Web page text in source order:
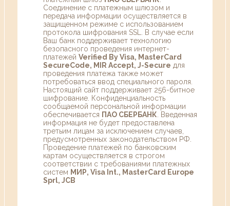
Соединение с платежным шлюзом и
передача информации осуществляется в
защищенном режиме с использованием
протокола шифрования SSL. В случае если
Ваш банк поддерживает технологию
безопасного проведения интернет-
платежей Verified By Visa, MasterCard
SecureCode, MIR Accept, J-Secure для
проведения платежа также может
потребоваться ввод специального пароля.
Настоящий сайт поддерживает 256-битное
шифрование. Конфиденциальность
сообщаемой персональной информации
обеспечивается ПАО СБЕРБАНК . Введенная
информация не будет предоставлена
третьим лицам за исключением случаев,
предусмотренных законодательством РФ.
Проведение платежей по банковским
картам осуществляется в строгом
соответствии с требованиями платежных
систем МИР, Visa Int., MasterCard Europe
Sprl, JCB